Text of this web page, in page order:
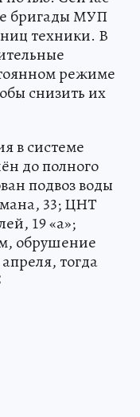
бригады МУП
техники. В
режиме
снизить их
в системе
до полного
подвоз воды
33; ЦНТ
19 «а»;
обрушение
тогда